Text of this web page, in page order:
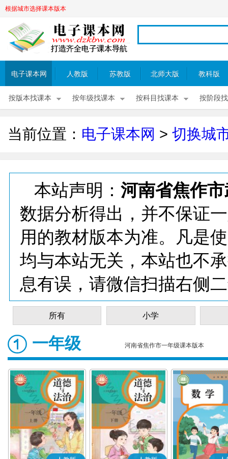
根据城市选择课本版本
电子课本网 人教版 苏教版 北师大版 教科版
按版本找课本 按年级找课本 按科目找课本 按阶段
当前位置： 电子课本网 > 切换城
本站声明： 河南省焦作
数据分析得出，并不保证
用的教材版本为准。凡是
均与本站无关，本站也不
息有误，请微信扫描右侧
所有 小学
一年级 河南省焦作市一年级课本版本